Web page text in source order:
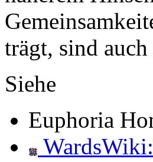
trägt, sind
Siehe
Euphoria